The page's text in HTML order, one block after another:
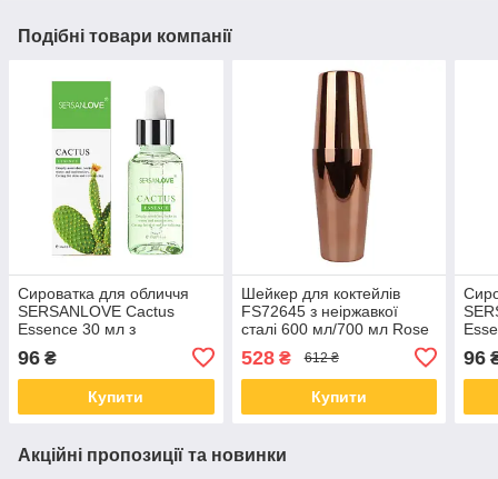
Подібні товари компанії
Сироватка для обличчя
SERSANLOVE Cactus
Essence 30 мл з
96 ₴
Купити
Шейкер для коктейлів
FS72645 з неіржавкої
сталі 600 мл/700 мл Rose
528₴ 612 ₴
Купити
96
Акційні пропозиції та новинки